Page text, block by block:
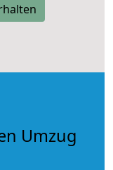
Umzug